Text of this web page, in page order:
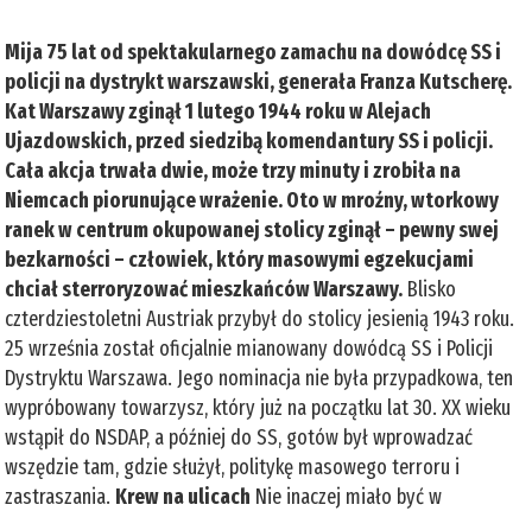
Mija 75 lat od spektakularnego zamachu na dowódcę SS i
policji na dystrykt warszawski, generała Franza Kutscherę.
Kat Warszawy zginął 1 lutego 1944 roku w Alejach
Ujazdowskich, przed siedzibą komendantury SS i policji.
Cała akcja trwała dwie, może trzy minuty i zrobiła na
Niemcach piorunujące wrażenie. Oto w mroźny, wtorkowy
ranek w centrum okupowanej stolicy zginął – pewny swej
bezkarności – człowiek, który masowymi egzekucjami
chciał sterroryzować mieszkańców Warszawy. Blisko
czterdziestoletni Austriak przybył do stolicy jesienią 1943 roku.
25 września został oficjalnie mianowany dowódcą SS i Policji
Dystryktu Warszawa. Jego nominacja nie była przypadkowa, ten
wypróbowany towarzysz, który już na początku lat 30. XX wieku
wstąpił do NSDAP, a później do SS, gotów był wprowadzać
wszędzie tam, gdzie służył, politykę masowego terroru i
zastraszania. Krew na ulicach Nie inaczej miało być w